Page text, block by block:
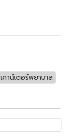
เคาน์เตอร์พยาบาล